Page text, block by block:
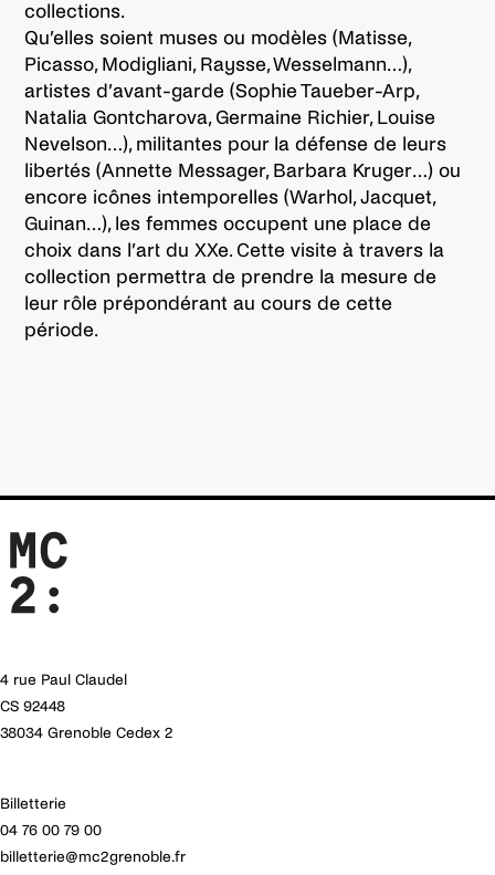
collections.
Qu’elles soient muses ou modèles (Matisse,
Picasso, Modigliani, Raysse, Wesselmann…),
artistes d’avant-garde (Sophie Taueber-Arp,
Natalia Gontcharova, Germaine Richier, Louise
Nevelson…), militantes pour la défense de leurs
libertés (Annette Messager, Barbara Kruger…) ou
encore icônes intemporelles (Warhol, Jacquet,
Guinan…), les femmes occupent une place de
choix dans l’art du XXe. Cette visite à travers la
collection permettra de prendre la mesure de
leur rôle prépondérant au cours de cette
période.
4 rue Paul Claudel
CS 92448
38034 Grenoble Cedex 2
Billetterie
04 76 00 79 00
billetterie@mc2grenoble.fr